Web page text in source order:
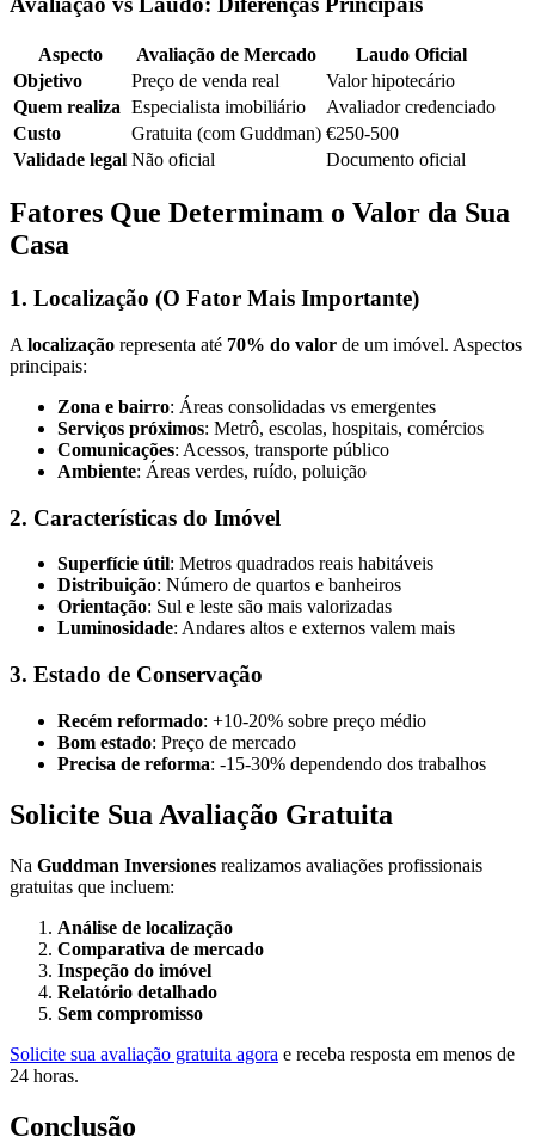
Aspecto Avaliação de Mercado
Laudo Oficial
Objetivo
Preço de venda real
Valor hipotecário
Quem realiza Especialista imobiliário
Avaliador credenciado
Custo
Gratuita (com Guddman) €250-500
Validade legal Não oficial Documento oficial
Fatores Que Determinam o Valor da Sua
Casa
1. Localização (O Fator Mais Importante)
A localização representa até 70% do valor de um imóvel. Aspectos
principais:
Zona e bairro: Áreas consolidadas vs emergentes
Serviços próximos: Metrô, escolas, hospitais, comércios
Comunicações: Acessos, transporte público
Ambiente: Áreas verdes, ruído, poluição
2. Características do Imóvel
Superfície útil: Metros quadrados reais habitáveis
Distribuição: Número de quartos e banheiros
Orientação: Sul e leste são mais valorizadas
Luminosidade: Andares altos e externos valem mais
3. Estado de Conservação
Recém reformado: +10-20% sobre preço médio
Bom estado: Preço de mercado
Precisa de reforma: -15-30% dependendo dos trabalhos
Solicite Sua Avaliação Gratuita
Na Guddman Inversiones realizamos avaliações profissionais
gratuitas que incluem:
Análise de localização
Comparativa de mercado
Inspeção do imóvel
Relatório detalhado
Sem compromisso
Solicite sua avaliação gratuita agora e receba resposta em menos de
24 horas.
Conclusão